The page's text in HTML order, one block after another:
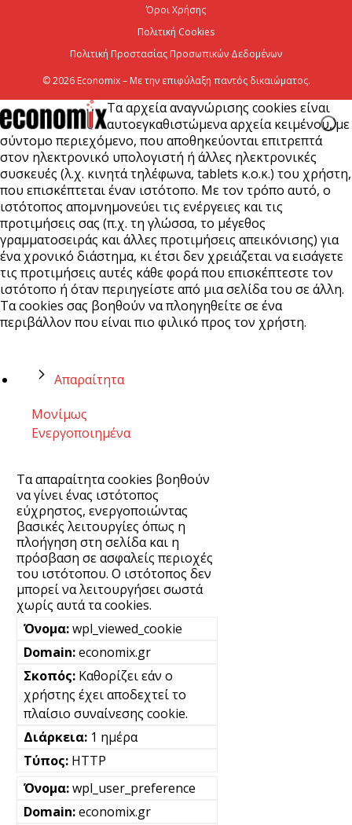
Όροι Χρήσης
Πολιτική Cookies
Πολιτική Προστασίας Προσωπικών Δεδομένων
© 2026 Economix – Με την επιφύλαξη παντός δικαιώματος.
Τα αρχεία αναγνώρισης cookies είναι
αυτοεγκαθιστώμενα αρχεία κειμένου, με
σύντομο περιεχόμενο, που αποθηκεύονται επιτρεπτά
στον ηλεκτρονικό υπολογιστή ή άλλες ηλεκτρονικές
συσκευές (λ.χ. κινητά τηλέφωνα, tablets κ.ο.κ.) του χρήστη,
που επισκέπτεται έναν ιστότοπο. Με τον τρόπο αυτό, ο
ιστότοπος απομνημονεύει τις ενέργειες και τις
προτιμήσεις σας (π.χ. τη γλώσσα, το μέγεθος
γραμματοσειράς και άλλες προτιμήσεις απεικόνισης) για
ένα χρονικό διάστημα, κι έτσι δεν χρειάζεται να εισάγετε
τις προτιμήσεις αυτές κάθε φορά που επισκέπτεστε τον
ιστότοπο ή όταν περιηγείστε από μια σελίδα του σε άλλη.
Τα cookies σας βοηθούν να πλοηγηθείτε σε ένα
περιβάλλον που είναι πιο φιλικό προς τον χρήστη.
Απαραίτητα
Μονίμως
Ενεργοποιημένα
Τα απαραίτητα cookies βοηθούν
να γίνει ένας ιστότοπος
εύχρηστος, ενεργοποιώντας
βασικές λειτουργίες όπως η
πλοήγηση στη σελίδα και η
πρόσβαση σε ασφαλείς περιοχές
του ιστότοπου. Ο ιστότοπος δεν
μπορεί να λειτουργήσει σωστά
χωρίς αυτά τα cookies.
wpl_viewed_cookie
economix.gr
Καθορίζει εάν ο
χρήστης έχει αποδεχτεί το
πλαίσιο συναίνεσης cookie.
1 ημέρα
HTTP
wpl_user_preference
economix.gr